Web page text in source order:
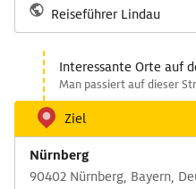
Reiseführer Lindau
Interessante Orte auf
Man passiert auf dieser
Ziel
Nürnberg
90402 Nürnberg, Bayern,